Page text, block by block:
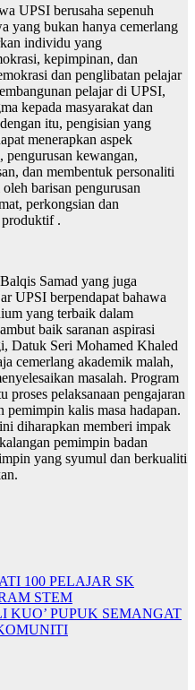
UPSI berusaha sepenuh
yang bukan hanya cemerlang
individu yang
kepimpinan, dan
dan penglibatan pelajar
pelajar di UPSI,
kepada masyarakat dan
itu, pengisian yang
menerapkan aspek
pengurusan kewangan,
dan membentuk personaliti
barisan pengurusan
perkongsian dan
produktif .
Samad yang juga
UPSI berpendapat bahawa
yang terbaik dalam
baik saranan aspirasi
Datuk Seri Mohamed Khaled
cemerlang akademik malah,
masalah. Program
proses pelaksanaan pengajaran
pemimpin kalis masa hadapan.
diharapkan memberi impak
pemimpin badan
yang syumul dan berkualiti
100 PELAJAR SK
STEM
KUO’ PUPUK SEMANGAT